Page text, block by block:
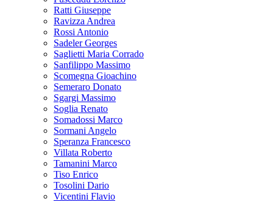
Ratti Giuseppe
Ravizza Andrea
Rossi Antonio
Sadeler Georges
Saglietti Maria Corrado
Sanfilippo Massimo
Scomegna Gioachino
Semeraro Donato
Sgargi Massimo
Soglia Renato
Somadossi Marco
Sormani Angelo
Speranza Francesco
Villata Roberto
Tamanini Marco
Tiso Enrico
Tosolini Dario
Vicentini Flavio